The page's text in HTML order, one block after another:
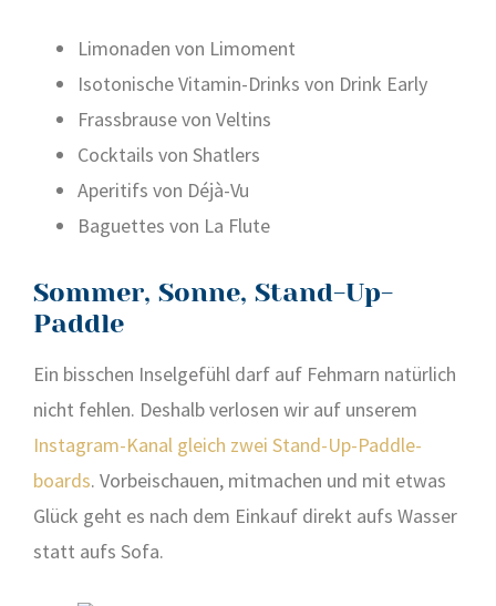
Limo­na­den von Limo­ment
Iso­to­ni­sche Vit­amin-Drinks von Drink Ear­ly
Frass­brau­se von Veltins
Cock­tails von Shat­lers
Ape­ri­tifs von Déjà-Vu
Baguettes von La Flu­te
Sommer, Sonne, Stand-Up-
Paddle
Ein biss­chen Insel­ge­fühl darf auf Feh­marn natür­lich
nicht feh­len. Des­halb ver­lo­sen wir auf unse­rem
Insta­gram-Kanal gleich zwei Stand-Up-Padd­le­
boards. Vor­bei­schau­en, mit­ma­chen und mit etwas
Glück geht es nach dem Ein­kauf direkt aufs Was­ser
statt aufs Sofa.